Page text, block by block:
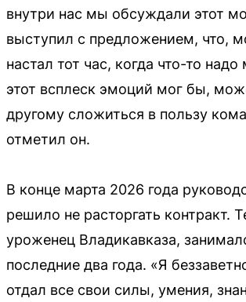
внутри нас мы обсуждали этот
выступил с предложением, что,
настал тот час, когда что-то
этот всплеск эмоций мог бы,
другому сложиться в пользу
отметил он.
В конце марта 2026 года
решило не расторгать контракт.
уроженец Владикавказа,
последние два года. «Я
отдал все свои силы, умения,